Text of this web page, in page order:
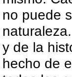
no puede
y de la
hecho de